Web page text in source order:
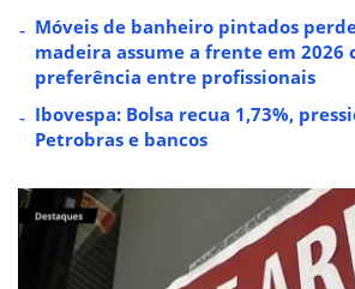
Móveis de banheiro pintados
madeira assume a frente em 2026
preferência entre profissionais
Ibovespa: Bolsa recua 1,73%,
Petrobras e bancos